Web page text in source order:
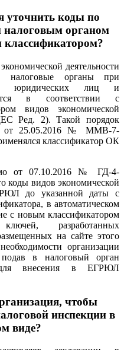
уточнить коды по
органом
классификатором?
деятельности
налоговые органы при
юридических лиц и
в соответствии с
видов экономической
Ред. 2). Такой порядок
от 25.05.2016 № ММВ-7-
классификатор ОК
от 07.10.2016 № ГД-4-
коды видов экономической
до указанной даты с
в автоматическом
с новым классификатором
разработанных
на сайте этого
организации
в налоговый орган
для внесения в ЕГРЮЛ
чтобы
инспекции в
виде?